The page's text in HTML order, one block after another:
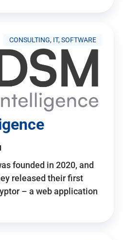
CONSULTING, IT, SOFTWARE
founded in 2020, and
released their first
– a web application